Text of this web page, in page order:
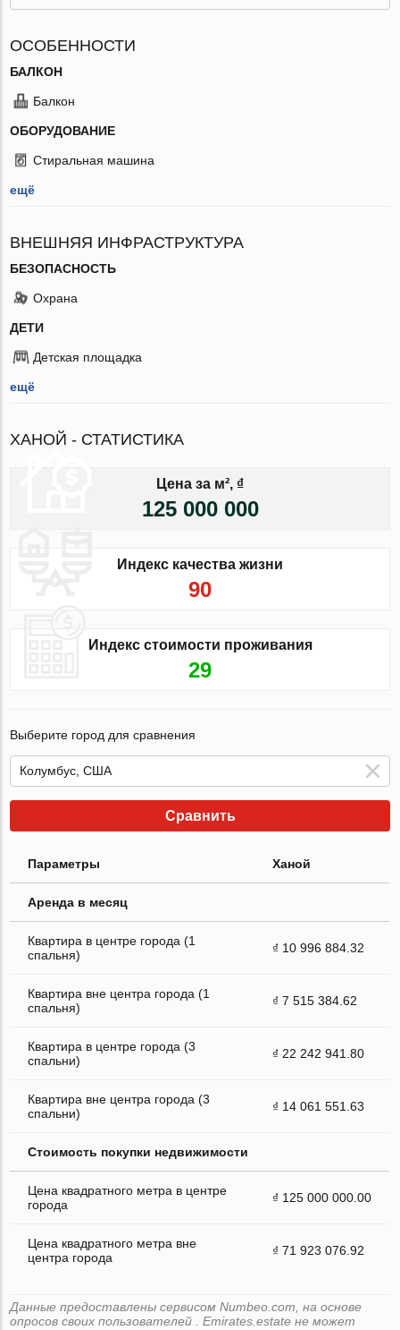
ОСОБЕННОСТИ
БАЛКОН
Балкон
ОБОРУДОВАНИЕ
Стиральная машина
ещё
ВНЕШНЯЯ ИНФРАСТРУКТУРА
БЕЗОПАСНОСТЬ
Охрана
ДЕТИ
Детская площадка
ещё
ХАНОЙ - СТАТИСТИКА
Цена за м², ₫
125 000 000
Индекс качества жизни
90
Индекс стоимости проживания
29
Выберите город для сравнения
Сравнить
Параметры Ханой
Аренда в месяц
Квартира в центре города (1
спальня)
₫ 10 996 884.32
Квартира вне центра города (1
спальня)
₫ 7 515 384.62
Квартира в центре города (3
спальни)
₫ 22 242 941.80
Квартира вне центра города (3
спальни)
₫ 14 061 551.63
Стоимость покупки недвижимости
Цена квадратного метра в центре
города
₫ 125 000 000.00
Цена квадратного метра вне
центра города
₫ 71 923 076.92
Данные предоставлены сервисом Numbeo.com, на основе
опросов своих пользователей . Emirates.estate не может